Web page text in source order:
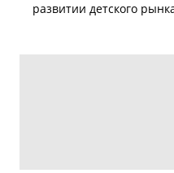
развитии детского